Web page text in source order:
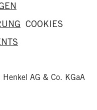
COOKIES
AG & Co. KGaA